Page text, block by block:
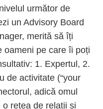
următor de
un Advisory Board
merită să îți
oameni pe care îi poți
1. Expertul, 2.
de activitate (“your
adică omul
rețea de relații și